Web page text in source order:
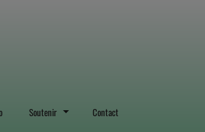
Soutenir Contact